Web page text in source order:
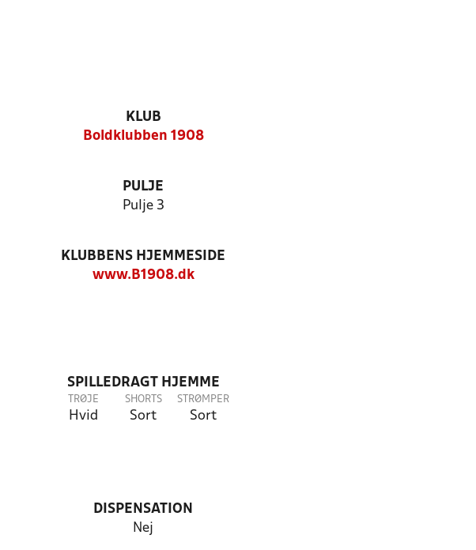
KLUB
Boldklubben 1908
PULJE
Pulje 3
KLUBBENS HJEMMESIDE
www.B1908.dk
SPILLEDRAGT HJEMME
TRØJE
Hvid
SHORTS
Sort
STRØMPER
Sort
DISPENSATION
Nej